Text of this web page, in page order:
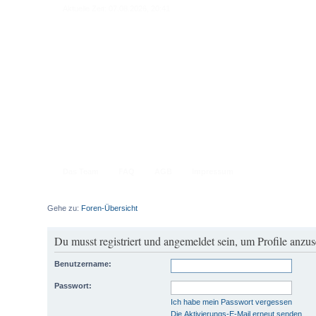
Gehe zu: Foren-Übersicht
Du musst registriert und angemeldet sein, um Profile
Benutzername:
Passwort:
Ich habe mein Passwort vergessen
Die Aktivierungs-E-Mail erneut senden